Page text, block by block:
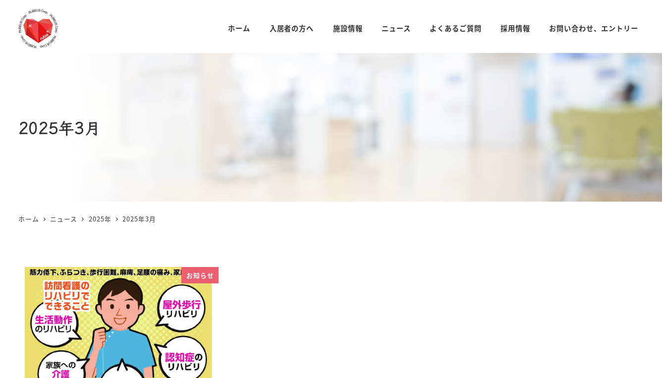
ホーム 入居者の方へ 施設情報 ニュース よくあるご質問 採用情報 お問い合わせ、エントリー
2025年3月
ホーム ニュース 2025年 2025年3月
お知らせ